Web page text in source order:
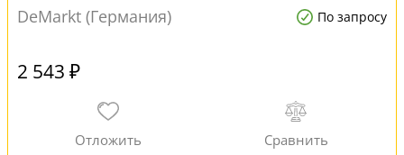
DeMarkt (Германия) По запросу
2 543 ₽